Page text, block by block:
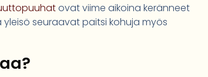
ovat viime aikoina keränneet
seuraavat paitsi kohuja myös